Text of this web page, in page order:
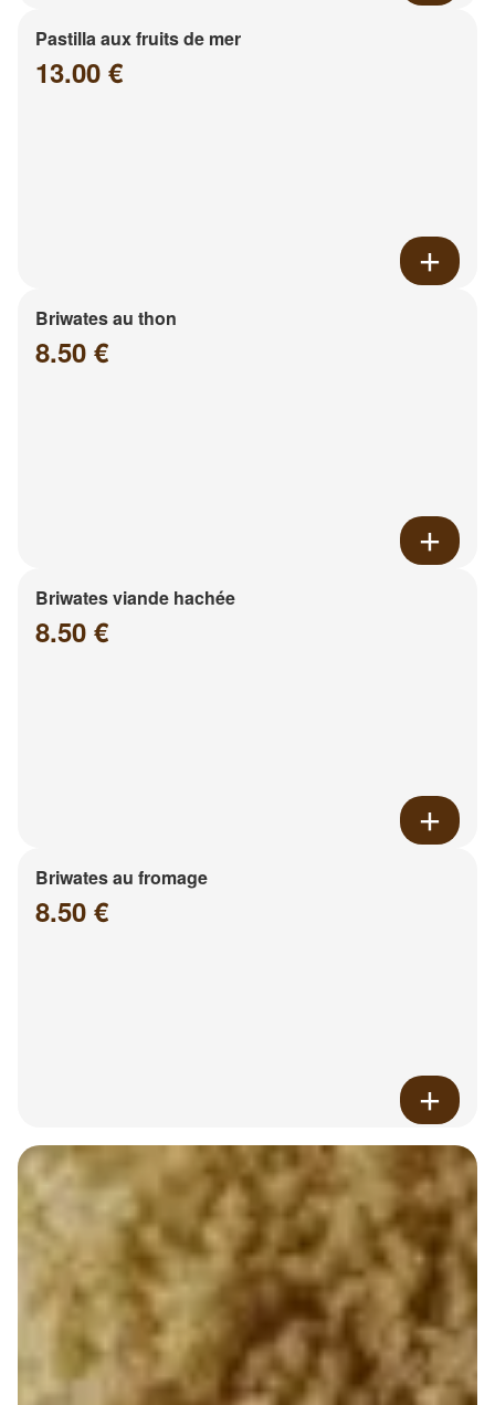
Pastilla aux fruits de mer
13.00 €
Briwates au thon
8.50 €
Briwates viande hachée
8.50 €
Briwates au fromage
8.50 €